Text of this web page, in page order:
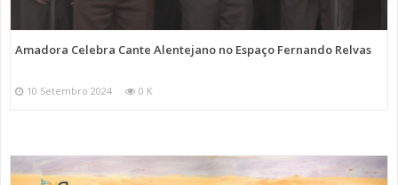
Amadora Celebra Cante Alentejano no Espaço Fernando Relvas
10 Setembro 2024 0 K